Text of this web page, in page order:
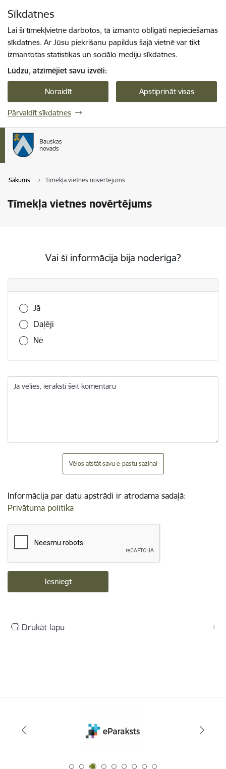
Sīkdatnes
Lai šī tīmekļvietne darbotos, tā izmanto obligāti nepieciešamās
sīkdatnes. Ar Jūsu piekrišanu papildus šajā vietnē var tikt
izmantotas statistikas un sociālo mediju sīkdatnes.
Lūdzu, atzīmējiet savu izvēli:
Noraidīt Apstiprināt visas
Pārvaldīt sīkdatnes
Sākums Tīmekļa vietnes novērtējums
Tīmekļa vietnes novērtējums
Vai šī informācija bija noderīga?
Vai šī informācija bija noderīga?
Jā
Daļēji
Nē
Ja vēlies, ieraksti šeit komentāru
Vēlos atstāt savu e-pastu saziņai
Informācija par datu apstrādi ir atrodama sadaļā:
Privātuma politika
Drukāt lapu